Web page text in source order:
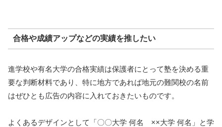
合格や成績アップなどの実績を推したい
進学校や有名大学の合格実績は保護者にとって塾を決める重
要な判断材料であり、特に地方であれば地元の難関校の名前
はぜひとも広告の内容に入れておきたいものです。
よくあるデザインとして「〇〇大学 何名 ××大学 何名」と学